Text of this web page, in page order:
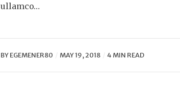
ullamco…
BYEGEMENER80 MAY 19, 2018 4 MIN READ